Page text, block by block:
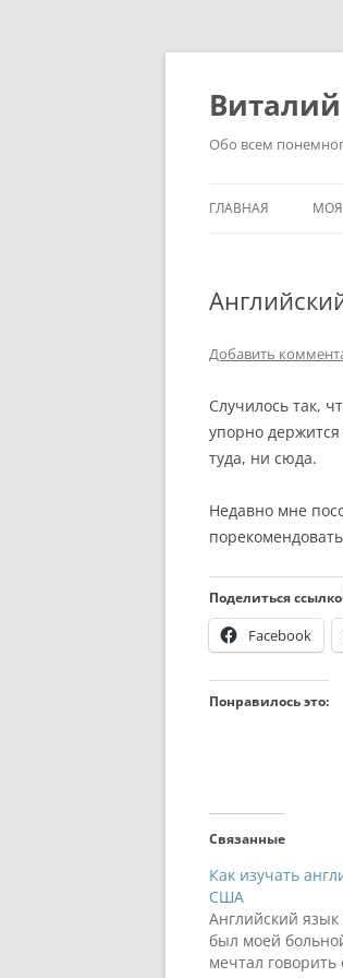
Перейти
Обо всем
ГЛАВНАЯ МОЯ
Добавить
Случилось так,
упорно
туда, ни сюда.
Недавно мне
порекомендовать
Поделиться
Facebook
Понравилось это:
Связанные
Как изучать
США
Английский язык
был моей
мечтал говорить